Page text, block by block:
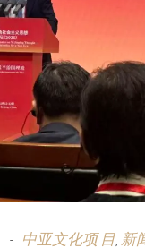
中亚文化项 目, 新